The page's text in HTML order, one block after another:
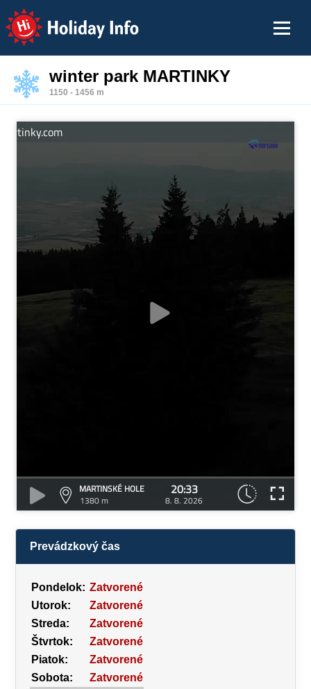
Holiday Info
winter park MARTINKY
1150 - 1456 m
MARTINSKÉ HOLE
1380 m
20:33
8. 8. 2026
Prevádzkový čas
Pondelok: Zatvorené
Utorok:
Zatvorené
Streda:
Zatvorené
Štvrtok:
Zatvorené
Piatok:
Zatvorené
Sobota:
Zatvorené